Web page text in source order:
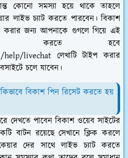
কোনো সমস্যা হয়ে থাকে তাহলে
লাইভ চ্যাট করতে পারবেন। বিকাশ
করার জন্য আপনাকে গুগলে গিয়ে এই
করতে হবে
livechat লেখাটি টাইপ করার
চলে যাবেন।
বিকাশ পিন রিসেট করতে হয়
দেখতে পাবেন বিকাশ ওয়েব সাইটের
বাটন রয়েছে সেখানে ক্লিক করলে
দের সাথে লাইভ চ্যাট করতে